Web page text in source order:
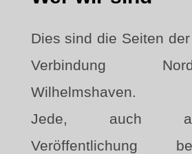
Dies sind die Seiten
Verbindung
Wilhelmshaven.
Jede, auch
Veröffentlichung